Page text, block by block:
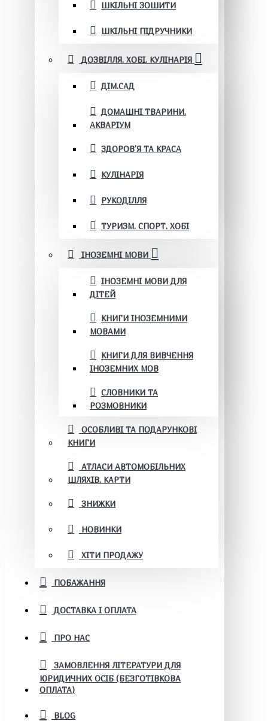
ШКІЛЬНІ ЗОШИТИ
ШКІЛЬНІ ПІДРУЧНИКИ
ДОЗВІЛЛЯ. ХОБІ. КУЛІНАРІЯ
ДІМ.САД
ДОМАШНІ ТВАРИНИ.
АКВАРІУМ
ЗДОРОВ'Я ТА КРАСА
КУЛІНАРІЯ
РУКОДІЛЛЯ
ТУРИЗМ. СПОРТ. ХОБІ
ІНОЗЕМНІ МОВИ
ІНОЗЕМНІ МОВИ ДЛЯ
ДІТЕЙ
КНИГИ ІНОЗЕМНИМИ
МОВАМИ
КНИГИ ДЛЯ ВИВЧЕННЯ
ІНОЗЕМНИХ МОВ
СЛОВНИКИ ТА
РОЗМОВНИКИ
ОСОБЛИВІ ТА ПОДАРУНКОВІ
КНИГИ
АТЛАСИ АВТОМОБІЛЬНИХ
ШЛЯХІВ. КАРТИ
ЗНИЖКИ
НОВИНКИ
ХІТИ ПРОДАЖУ
ПОБАЖАННЯ
ДОСТАВКА І ОПЛАТА
ПРО НАС
ЗАМОВЛЕННЯ ЛІТЕРАТУРИ ДЛЯ
ЮРИДИЧНИХ ОСІБ (БЕЗГОТІВКОВА
ОПЛАТА)
BLOG